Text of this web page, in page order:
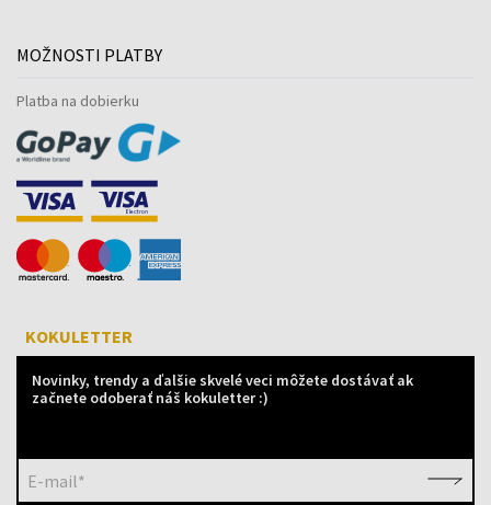
MOŽNOSTI PLATBY
Platba na dobierku
KOKULETTER
Novinky, trendy a ďalšie skvelé veci môžete dostávať ak
začnete odoberať náš kokuletter :)
E-mail*